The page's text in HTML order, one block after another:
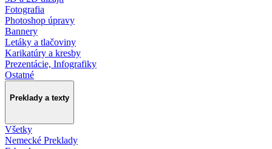
Fotografia
Photoshop úpravy
Bannery
Letáky a tlačoviny
Karikatúry a kresby
Prezentácie, Infografiky
Ostatné
Preklady a texty
Všetky
Nemecké Preklady